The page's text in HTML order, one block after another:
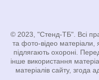
© 2023, "Стенд-ТБ". Всі
та фото-відео матеріали,
підлягають охороні.
інше використання
матеріалів сайту, згода